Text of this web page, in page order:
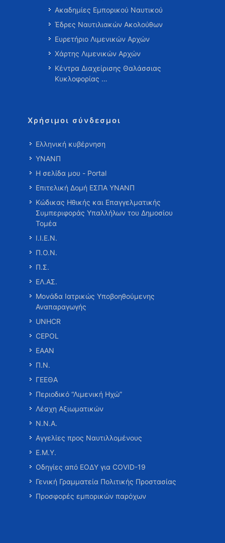
Ακαδημίες Εμπορικού Ναυτικού
Έδρες Ναυτιλιακών Ακολούθων
Ευρετήριο Λιμενικών Αρχών
Χάρτης Λιμενικών Αρχών
Κέντρα Διαχείρισης Θαλάσσιας
Κυκλοφορίας …
Χρήσιμοι σύνδεσμοι
Ελληνική κυβέρνηση
ΥΝΑΝΠ
Η σελίδα μου - Portal
Επιτελική Δομή ΕΣΠΑ ΥΝΑΝΠ
Κώδικας Ηθικής και Επαγγελματικής
Συμπεριφοράς Υπαλλήλων του Δημοσίου
Τομέα
Ι.Ι.Ε.Ν.
Π.Ο.Ν.
Π.Σ.
ΕΛ.ΑΣ.
Μονάδα Ιατρικώς Υποβοηθούμενης
Αναπαραγωγής
UNHCR
CEPOL
ΕΑΑΝ
Π.Ν.
ΓΕΕΘΑ
Περιοδικό “Λιμενική Ηχώ”
Λέσχη Αξιωματικών
Ν.Ν.Α.
Αγγελίες προς Ναυτιλλομένους
Ε.Μ.Υ.
Οδηγίες από ΕΟΔΥ για COVID-19
Γενική Γραμματεία Πολιτικής Προστασίας
Προσφορές εμπορικών παρόχων